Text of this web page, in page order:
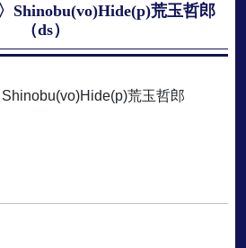
Shinobu(vo)Hide(p)荒玉哲郎
（ds）